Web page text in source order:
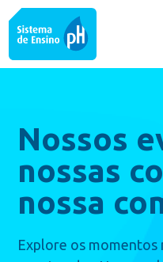
Nossos
nossas
nossa
Explore os momentos